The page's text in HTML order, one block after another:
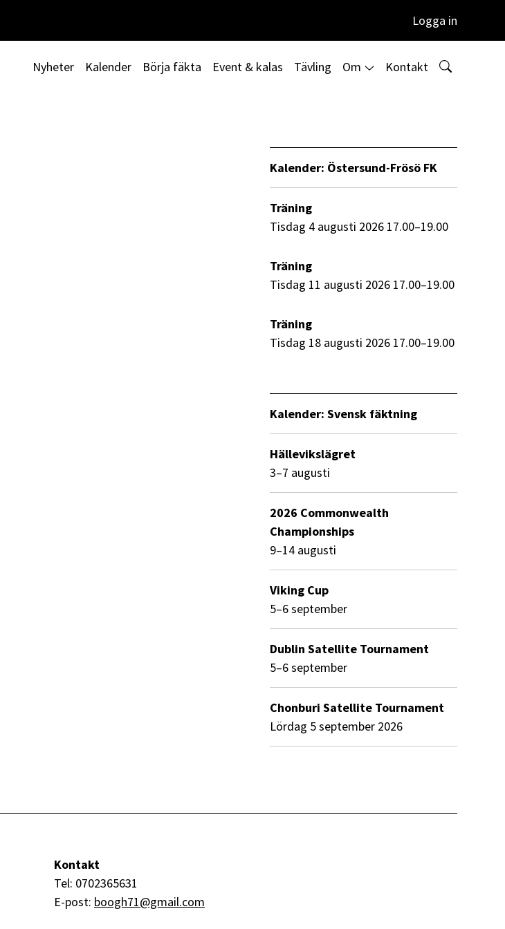
Logga in
Nyheter Kalender Börja fäkta Event & kalas Tävling Om Kontakt
Kalender: Östersund-Frösö FK
Träning
tisdag 4 augusti 2026 17.00–19.00
Träning
tisdag 11 augusti 2026 17.00–19.00
Träning
tisdag 18 augusti 2026 17.00–19.00
Kalender: Svensk fäktning
Hällevikslägret
3–7 augusti
2026 Commonwealth
Championships
9–14 augusti
Viking Cup
5–6 september
Dublin Satellite Tournament
5–6 september
Chonburi Satellite Tournament
lördag 5 september 2026
Kontakt
Tel: 0702365631
E-post: boogh71@gmail.com